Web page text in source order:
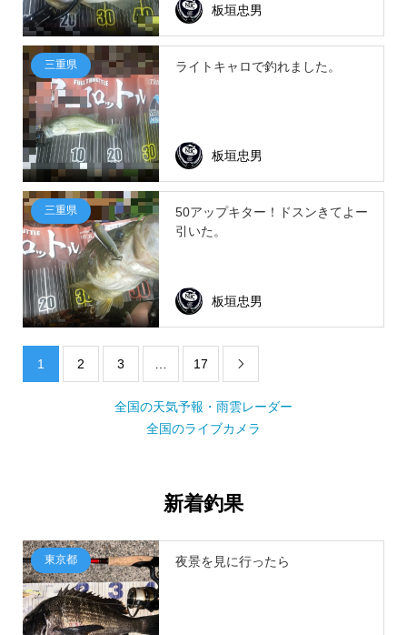
板垣忠男
三重県 ライトキャロで釣れました。
板垣忠男
三重県
50アップキター！ドスンきてよー
引いた。
板垣忠男
1 2 3 17 
全国の天気予報・雨雲レーダー
全国のライブカメラ
新着釣果
東京都 夜景を見に行ったら